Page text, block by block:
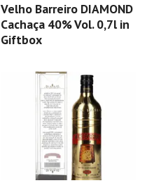
Velho Barreiro DIAMOND
Cachaça 40% Vol. 0,7l in
Giftbox